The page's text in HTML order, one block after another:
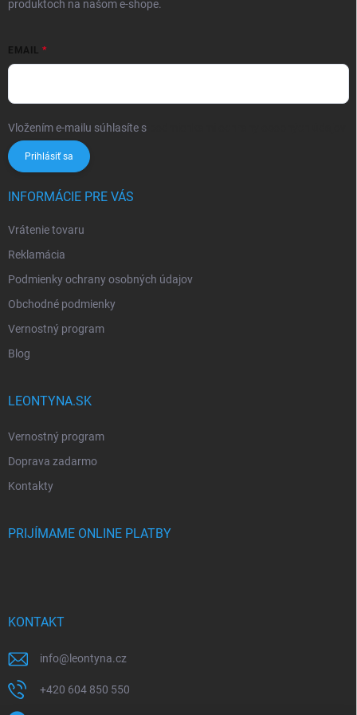
produktoch na našom e-shope.
EMAIL
Vložením e-mailu súhlasíte s
Prihlásiť sa
INFORMÁCIE PRE VÁS
Vrátenie tovaru
Reklamácia
Podmienky ochrany osobných údajov
Obchodné podmienky
Vernostný program
Blog
LEONTYNA.SK
Vernostný program
Doprava zadarmo
Kontakty
PRIJÍMAME ONLINE PLATBY
KONTAKT
info@ leontyna.cz
+420 604 850 550